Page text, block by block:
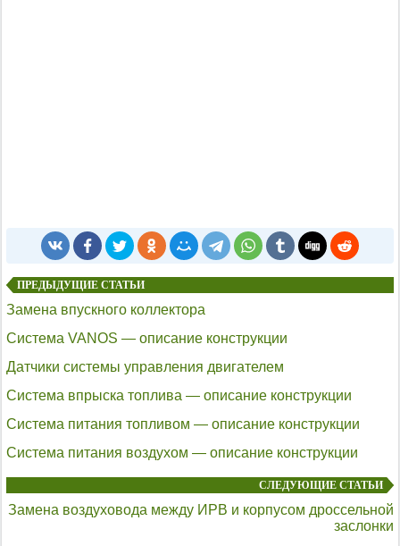
ПРЕДЫДУЩИЕ СТАТЬИ
Замена впускного коллектора
Система VANOS — описание конструкции
Датчики системы управления двигателем
Система впрыска топлива — описание конструкции
Система питания топливом — описание конструкции
Система питания воздухом — описание конструкции
СЛЕДУЮЩИЕ СТАТЬИ
Замена воздуховода между ИРВ и корпусом дроссельной
заслонки